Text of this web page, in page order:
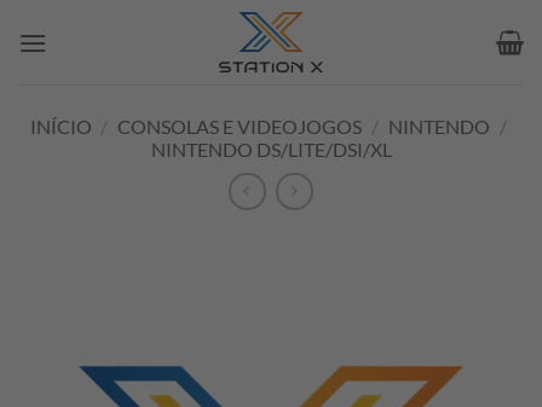
INÍCIO / CONSOLAS E VIDEOJOGOS / NINTENDO /
NINTENDO DS/LITE/DSI/XL